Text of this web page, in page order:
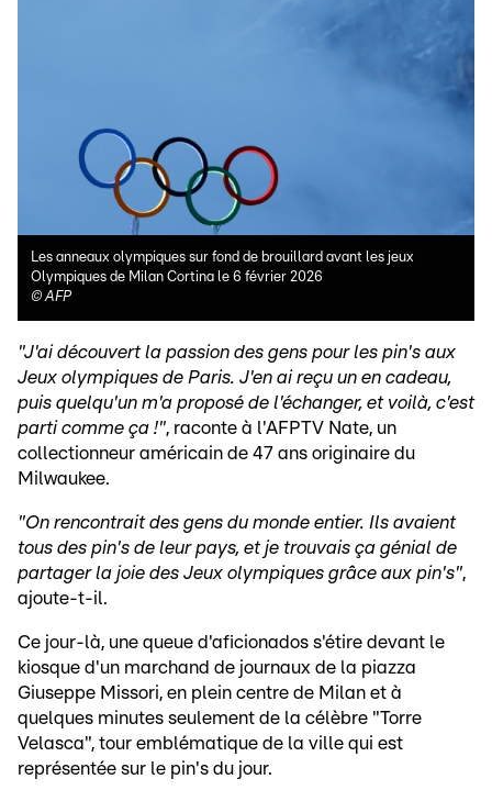
Les anneaux olympiques sur fond de brouillard avant les jeux
Olympiques de Milan Cortina le 6 février 2026
©AFP
"J'ai découvert la passion des gens pour les pin's aux
Jeux olympiques de Paris. J'en ai reçu un en cadeau,
puis quelqu'un m'a proposé de l'échanger, et voilà, c'est
parti comme ça !", raconte à l'AFPTV Nate, un
collectionneur américain de 47 ans originaire du
Milwaukee.
"On rencontrait des gens du monde entier. Ils avaient
tous des pin's de leur pays, et je trouvais ça génial de
partager la joie des Jeux olympiques grâce aux pin's",
ajoute-t-il.
Ce jour-là, une queue d'aficionados s'étire devant le
kiosque d'un marchand de journaux de la piazza
Giuseppe Missori, en plein centre de Milan et à
quelques minutes seulement de la célèbre "Torre
Velasca", tour emblématique de la ville qui est
représentée sur le pin's du jour.